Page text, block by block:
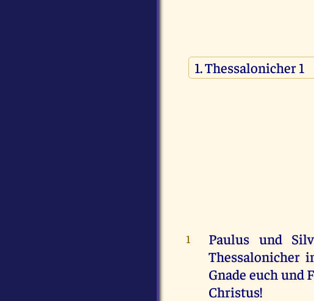
1 Paulus und
Thessalonicher
Gnade euch und
Christus!